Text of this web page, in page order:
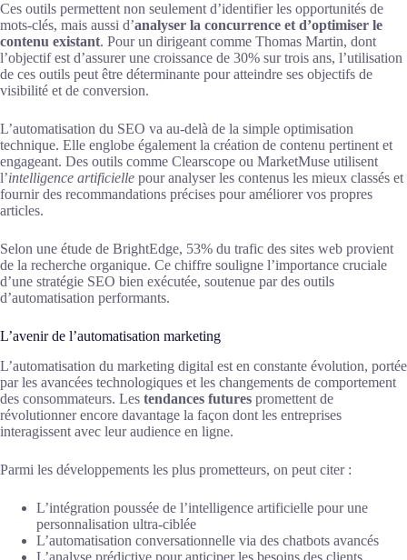
Ces outils permettent non seulement d’identifier les opportunités de
mots-clés, mais aussi d’analyser la concurrence et d’optimiser le
contenu existant. Pour un dirigeant comme Thomas Martin, dont
l’objectif est d’assurer une croissance de 30% sur trois ans, l’utilisation
de ces outils peut être déterminante pour atteindre ses objectifs de
visibilité et de conversion.
L’automatisation du SEO va au-delà de la simple optimisation
technique. Elle englobe également la création de contenu pertinent et
engageant. Des outils comme Clearscope ou MarketMuse utilisent
l’intelligence artificielle pour analyser les contenus les mieux classés et
fournir des recommandations précises pour améliorer vos propres
articles.
Selon une étude de BrightEdge, 53% du trafic des sites web provient
de la recherche organique. Ce chiffre souligne l’importance cruciale
d’une stratégie SEO bien exécutée, soutenue par des outils
d’automatisation performants.
L’avenir de l’automatisation marketing
L’automatisation du marketing digital est en constante évolution, portée
par les avancées technologiques et les changements de comportement
des consommateurs. Les tendances futures promettent de
révolutionner encore davantage la façon dont les entreprises
interagissent avec leur audience en ligne.
Parmi les développements les plus prometteurs, on peut citer :
L’intégration poussée de l’intelligence artificielle pour une
personnalisation ultra-ciblée
L’automatisation conversationnelle via des chatbots avancés
L’analyse prédictive pour anticiper les besoins des clients